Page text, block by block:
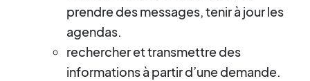
prendre des messages, tenir à jour les
agendas.
rechercher et transmettre des
informations à partir d’une demande.